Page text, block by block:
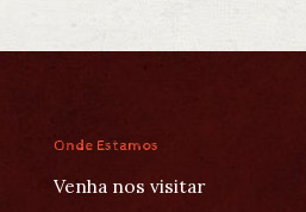
Onde Estamos
Venha nos visitar